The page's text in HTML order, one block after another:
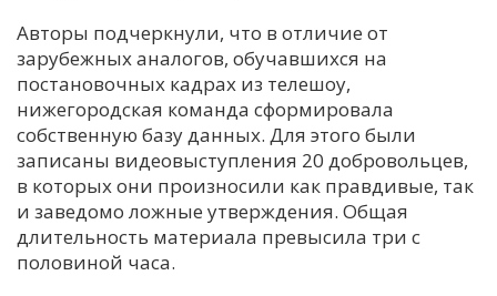
Авторы подчеркнули, что в отличие от
зарубежных аналогов, обучавшихся на
постановочных кадрах из телешоу,
нижегородская команда сформировала
собственную базу данных. Для этого были
записаны видеовыступления 20 добровольцев,
в которых они произносили как правдивые, так
и заведомо ложные утверждения. Общая
длительность материала превысила три с
половиной часа.